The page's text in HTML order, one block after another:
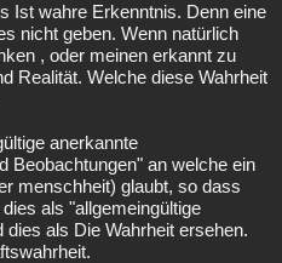
Ist wahre Erkenntnis. Denn eine
nicht geben. Wenn natürlich
, oder meinen erkannt zu
Realität. Welche diese Wahrheit
anerkannte
Beobachtungen" an welche ein
menschheit) glaubt, so dass
als "allgemeingültige
als Die Wahrheit ersehen.